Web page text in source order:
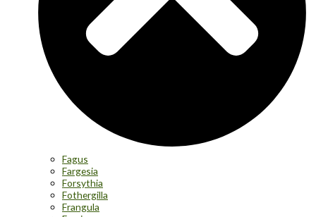
Fagus
Fargesia
Forsythia
Fothergilla
Frangula